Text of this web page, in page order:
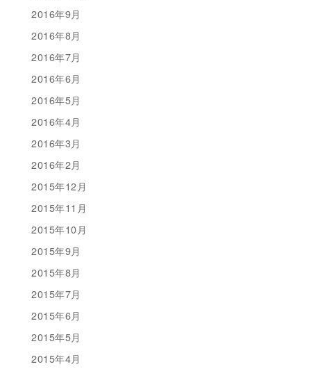
2016年9月
2016年8月
2016年7月
2016年6月
2016年5月
2016年4月
2016年3月
2016年2月
2015年12月
2015年11月
2015年10月
2015年9月
2015年8月
2015年7月
2015年6月
2015年5月
2015年4月